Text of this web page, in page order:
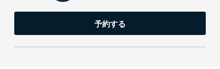
予約する